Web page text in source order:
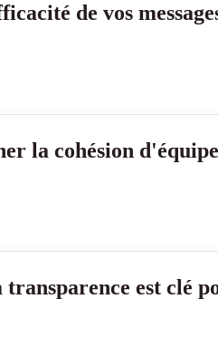
de vos
la cohésion
est clé